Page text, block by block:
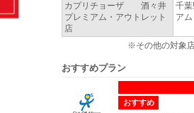
カプリチョーザ 酒々井
プレミアム・アウトレット
店
千
ア
※その他の対象
おすすめプラン
おすすめ